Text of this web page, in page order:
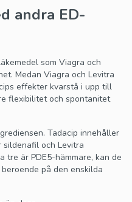
andra ED-
som Viagra och
Medan Viagra och Levitra
effekter kvarstå i upp till
flexibilitet och spontanitet
Tadacip innehåller
och Levitra
tre är PDE5-hämmare, kan de
på den enskilda